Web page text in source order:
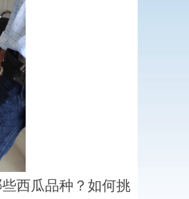
西瓜品种？如何挑